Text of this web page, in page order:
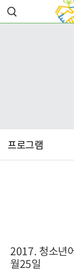
프로그램
2017. 청소년
월25일